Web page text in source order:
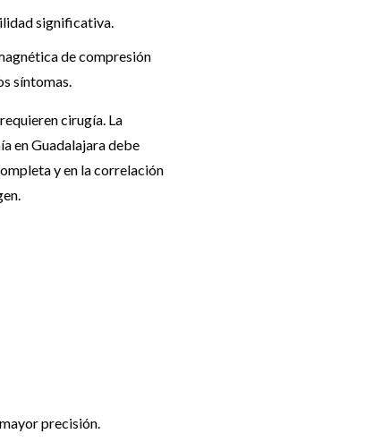
significativa.
de compresión
síntomas.
cirugía. La
en Guadalajara debe
y en la correlación
precisión.